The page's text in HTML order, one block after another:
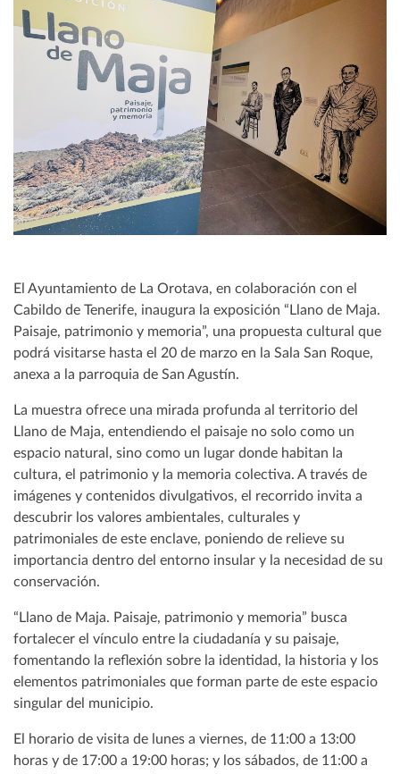
El Ayuntamiento de La Orotava, en colaboración con el
Cabildo de Tenerife, inaugura la exposición “Llano de Maja.
Paisaje, patrimonio y memoria”, una propuesta cultural que
podrá visitarse hasta el 20 de marzo en la Sala San Roque,
anexa a la parroquia de San Agustín.
La muestra ofrece una mirada profunda al territorio del
Llano de Maja, entendiendo el paisaje no solo como un
espacio natural, sino como un lugar donde habitan la
cultura, el patrimonio y la memoria colectiva. A través de
imágenes y contenidos divulgativos, el recorrido invita a
descubrir los valores ambientales, culturales y
patrimoniales de este enclave, poniendo de relieve su
importancia dentro del entorno insular y la necesidad de su
conservación.
“Llano de Maja. Paisaje, patrimonio y memoria” busca
fortalecer el vínculo entre la ciudadanía y su paisaje,
fomentando la reflexión sobre la identidad, la historia y los
elementos patrimoniales que forman parte de este espacio
singular del municipio.
El horario de visita de lunes a viernes, de 11:00 a 13:00
horas y de 17:00 a 19:00 horas; y los sábados, de 11:00 a